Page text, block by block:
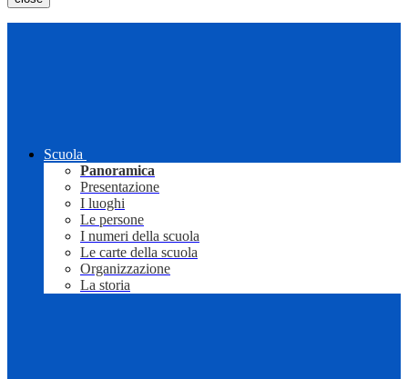
Scuola
Panoramica
Presentazione
I luoghi
Le persone
I numeri della scuola
Le carte della scuola
Organizzazione
La storia